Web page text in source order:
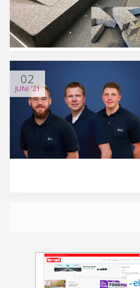
02
JUNI '21